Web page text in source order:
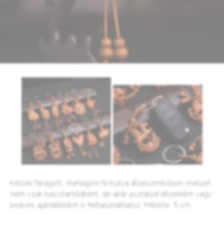
Kézzel faragott, mahagóni fa Kutya állatszimbólum, melyet
nem csak kulcstartódként, de akár asztalod díszeként vagy
kedves ajándékként is felhasználhatsz. Mérete: 5 cm.